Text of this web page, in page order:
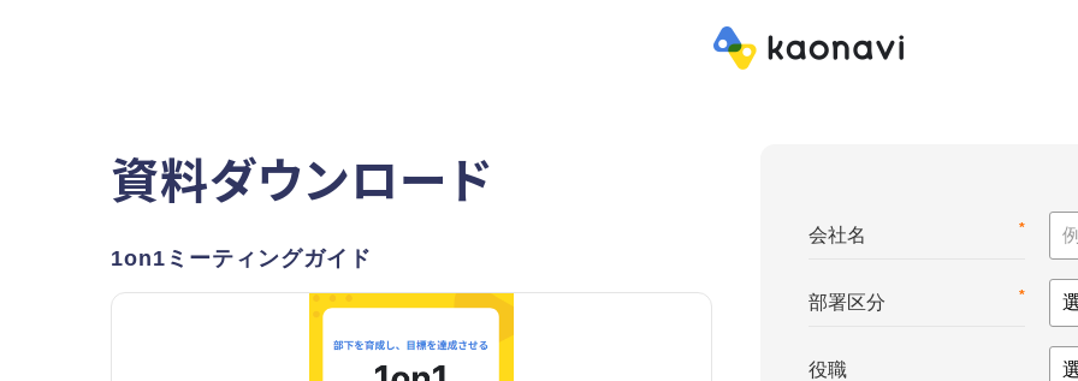
資料ダウンロード
1on1ミーティングガイド
*
会社名
*
部署区分
役職